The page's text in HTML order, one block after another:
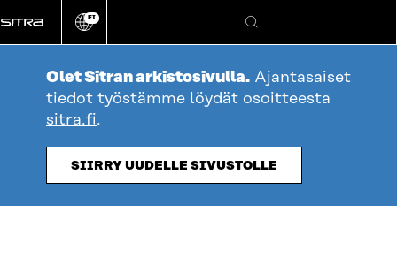
suoraan
sisältöön
Vaihda
kieli
FI
Hae
Olet Sitran arkistosivulla. Ajantasaiset
tiedot työstämme löydät osoitteesta
sitra.fi.
SIIRRY UUDELLE SIVUSTOLLE